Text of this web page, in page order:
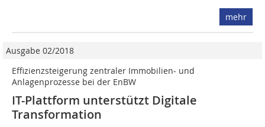
mehr
Ausgabe 02/2018
Effizienzsteigerung zentraler Immobilien- und
Anlagenprozesse bei der EnBW
IT-Plattform unterstützt Digitale
Transformation